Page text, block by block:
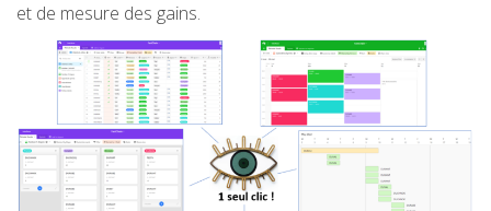
et de mesure des gains.